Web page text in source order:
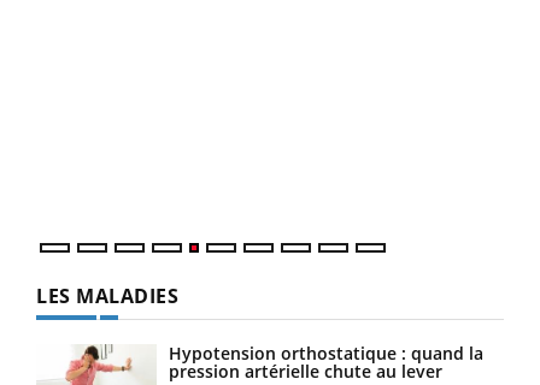
LES MALADIES
Hypotension orthostatique : quand la
pression artérielle chute au lever